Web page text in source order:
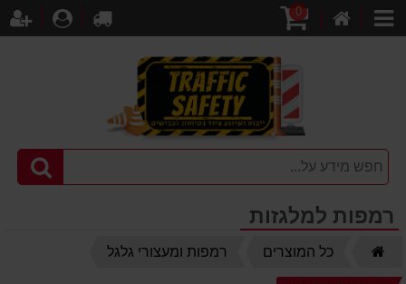
קטגוריות
קניות
0
לקופה
רמפות למלגזות
כל המוצרים רמפות ומעצורי גלגל